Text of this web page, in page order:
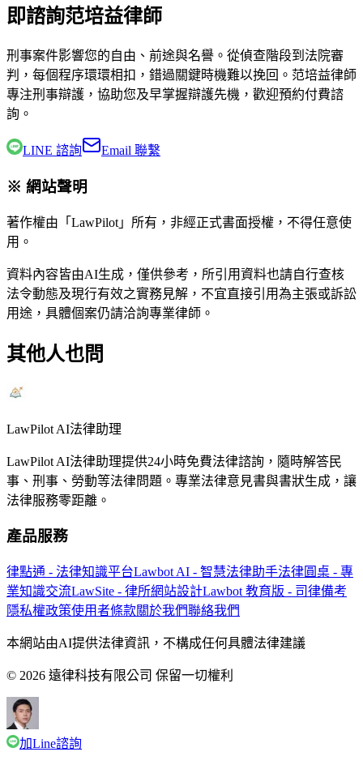
即諮詢范培益律師
刑事案件影響您的自由、前途與名譽。從偵查階段到法院審
判，每個程序環環相扣，錯過關鍵時機難以挽回。 范培益律師
專注刑事辯護，協助您及早掌握辯護先機，歡迎預約付費諮
詢。
LINE 諮詢 Email 聯繫
※ 網站聲明
著作權由「LawPilot」所有，非經正式書面授權，不得任意使
用。
資料內容皆由AI生成，僅供參考，所引用資料也請自行查核
法令動態及現行有效之實務見解，不宜直接引用為主張或訴訟
用途，具體個案仍請洽詢專業律師。
其他人也問
LawPilot AI法律助理
LawPilot AI法律助理提供24小時免費法律諮詢，隨時解答民
事、刑事、勞動等法律問題。專業法律意見書與書狀生成，讓
法律服務零距離。
產品服務
律點通 - 法律知識平台Lawbot AI - 智慧法律助手法律圓桌 - 專
業知識交流LawSite - 律所網站設計Lawbot 教育版 - 司律備考
隱私權政策使用者條款關於我們聯絡我們
本網站由AI提供法律資訊，不構成任何具體法律建議
© 2026 遠律科技有限公司 保留一切權利
加Line諮詢